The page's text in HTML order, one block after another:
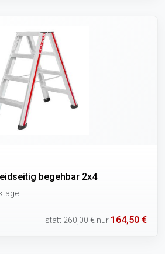
begehbar 2x4
statt260,00 € nur 164,50 €